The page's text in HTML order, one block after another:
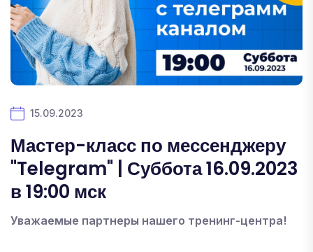
15.09.2023
Мастер-класс по мессенджеру
"Telegram" | Суббота 16.09.2023
в 19:00 мск
Уважаемые партнеры нашего тренинг-центра!